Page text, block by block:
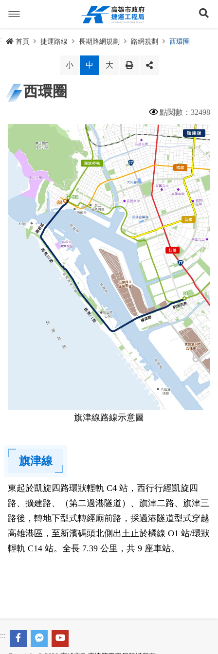
容
捷運路線進度圖
路網規劃
未來發展
捷運紫線
前鎮漁港聯外軌道
興建中
各線計畫進度
岡山路竹延伸線(第二A階段)
岡山路竹延伸線(第二B階段)
捷運黃線
小港林園線
已通車
捷運紅/橘線
岡山路竹延伸線(第一階段)
環狀輕軌
訊息專區
公聽會與說明會
政府資訊公開
生態檢核專區
性別主流化專區
政風園地
Open Data
禁限建專區
增額容積申請
檔案應用專區
常見問答
相關連結
照片集錦
影音專區
特色車站
輕軌知識站
輕軌簡介
輕軌與傳統火車
輕軌與公車捷運
無架空線
關於我們
首長簡介
本局沿革
組織職掌
網站導覽
English
首頁 捷運路線 長期路網規劃 路網規劃 西環圈
小 中 大
西環圈
點閱數：32498
旗津線路線示意圖
旗津線
東起於凱旋四路環狀輕軌 C4 站，西行行經凱旋四
路、擴建路、（第二過港隧道）、旗津二路、旗津三
路後，轉地下型式轉經廟前路，採過港隧道型式穿越
高雄港區，至新濱碼頭北側出土止於橘線 O1 站/環狀
輕軌 C14 站。全長 7.39 公里，共 9 座車站。
:::